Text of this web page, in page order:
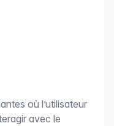
où l’utilisateur
avec le